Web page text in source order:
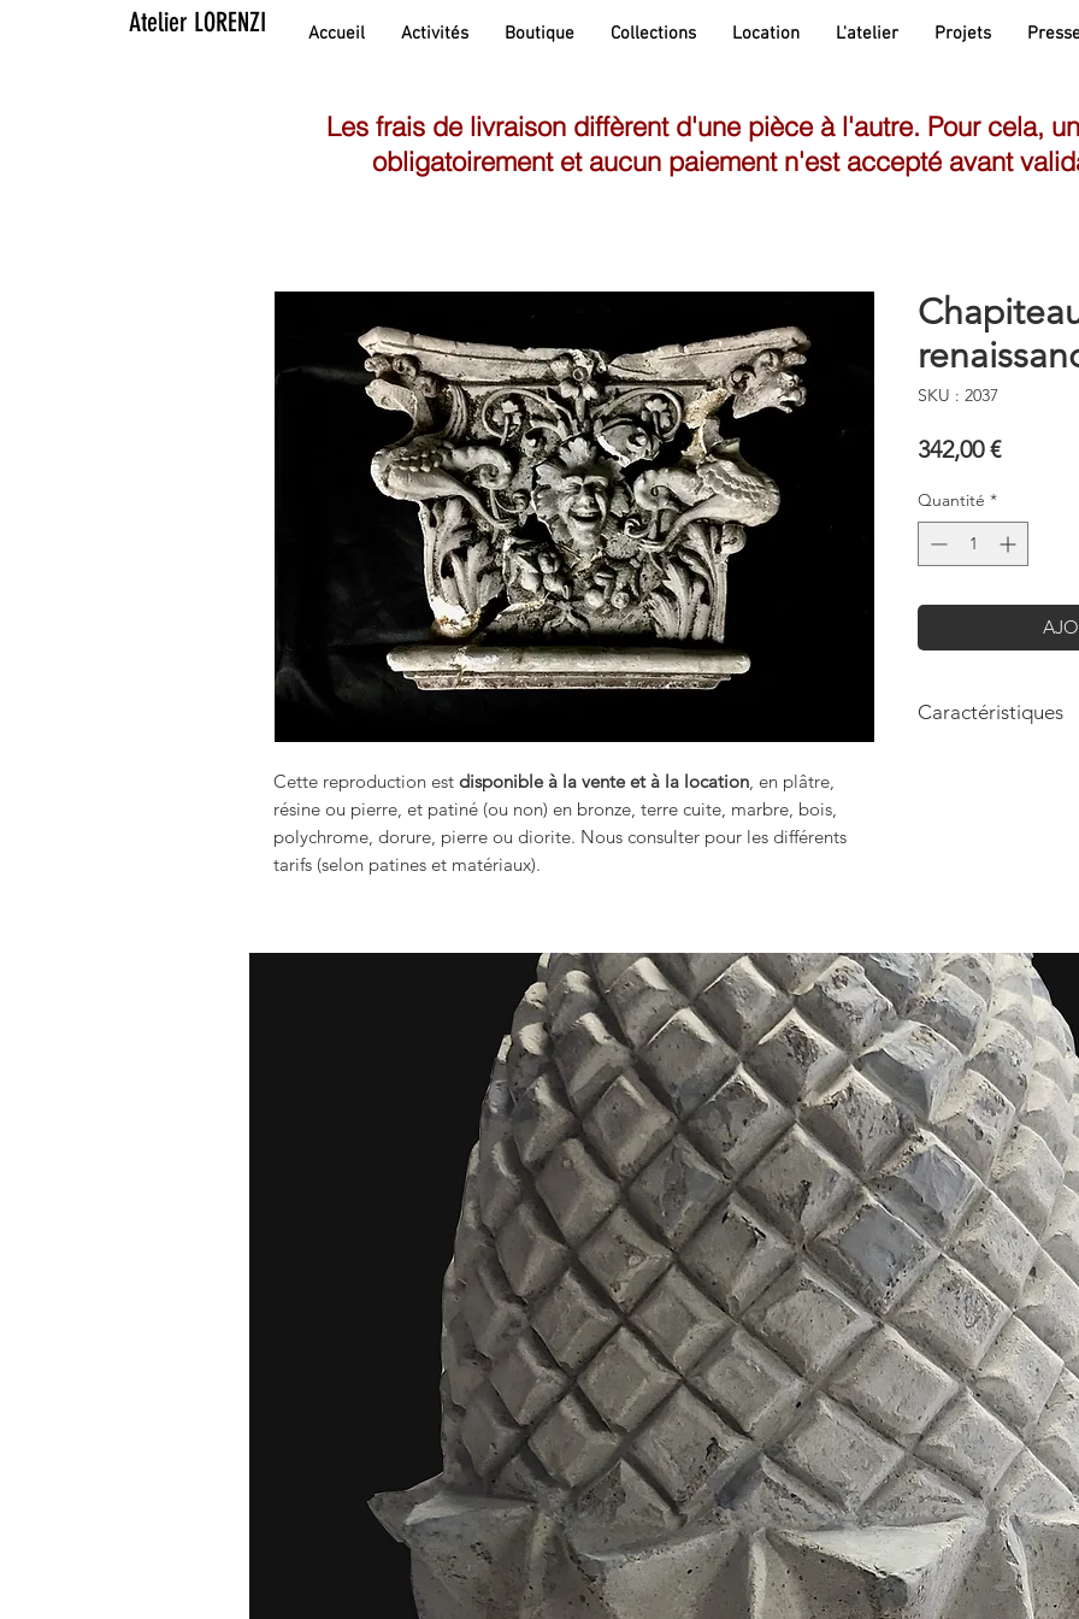
Atelier LORENZI Accueil Activités Boutique Collections Location L'atelier Projets
Cette reproduction est disponible à la vente et à la location, en plâtre,
résine ou pierre, et patiné (ou non) en bronze, terre cuite, marbre, bois,
polychrome, dorure, pierre ou diorite. Nous consulter pour les différents
tarifs (selon patines et matériaux).
SKU : 2037
342,00 €Prix
Quantité *
Caractéristiques
Les frais de livraison diffèrent d'une pièce à l'autre. Pour cela,
obligatoirement et aucun paiement n'est accepté avant